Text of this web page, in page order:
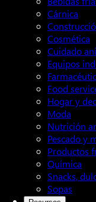
Cárnica
Cosmética
Cuidado
Equipos
Food
Hogar y
Moda
Nutrición
Pescado y
Productos
Química
Snacks,
Sopas